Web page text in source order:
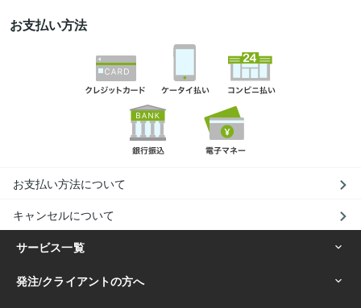
お支払い方法
お支払い方法について
キャンセルについて